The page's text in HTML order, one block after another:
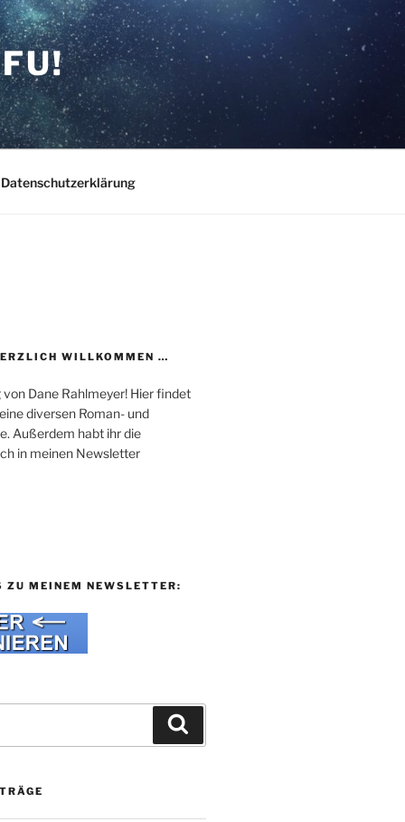
Datenschutzerklärung
WILLKOMMEN …
Dane Rahlmeyer! Hier findet
diversen Roman- und
Außerdem habt ihr die
in meinen Newsletter
ZU MEINEM NEWSLETTER: